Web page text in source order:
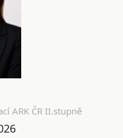
ARK ČR II.stupně